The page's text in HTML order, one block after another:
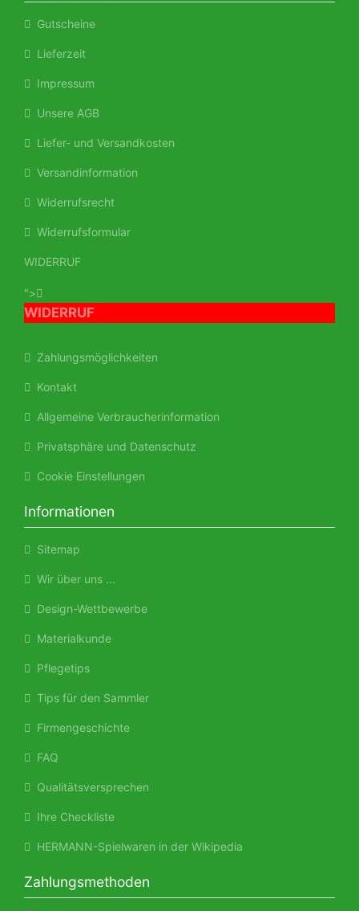
Gutscheine
Lieferzeit
Impressum
Unsere AGB
Liefer- und Versandkosten
Versandinformation
Widerrufsrecht
Widerrufsformular
WIDERRUF
">
WIDERRUF
Zahlungsmöglichkeiten
Kontakt
Allgemeine Verbraucherinformation
Privatsphäre und Datenschutz
Cookie Einstellungen
Informationen
Sitemap
Wir über uns ...
Design-Wettbewerbe
Materialkunde
Pflegetips
Tips für den Sammler
Firmengeschichte
FAQ
Qualitätsversprechen
Ihre Checkliste
HERMANN-Spielwaren in der Wikipedia
Zahlungsmethoden